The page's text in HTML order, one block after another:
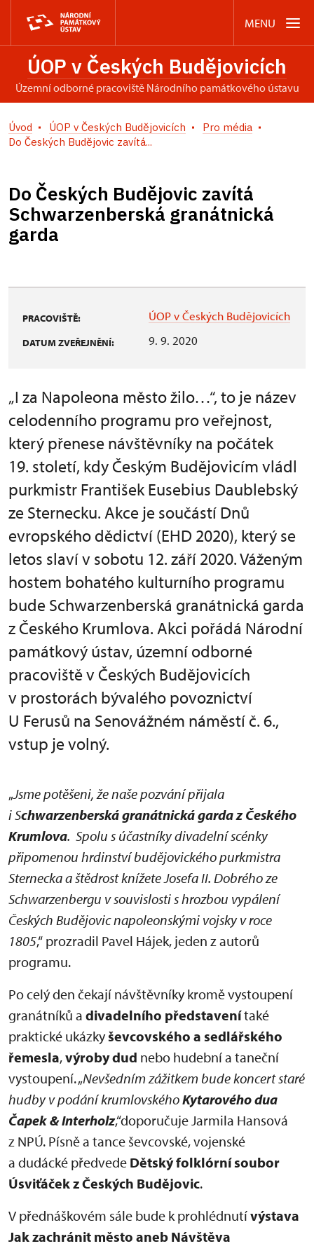
MENU
ÚOP v Českých Budějovicích
územní odborné pracoviště Národního památkového ústavu
Úvod ÚOP v Českých Budějovicích
Pro média
Do Českých Budějovic zavítá...
Do Českých Budějovic zavítá
Schwarzenberská granátnická
garda
PRACOVIŠTĚ: ÚOP v Českých Budějovicích
DATUM ZVEŘEJNĚNÍ: 9. 9. 2020
„I za Napoleona město žilo…“, to je název
celodenního programu pro veřejnost,
který přenese návštěvníky na počátek
19. století, kdy Českým Budějovicím vládl
purkmistr František Eusebius Daublebský
ze Sternecku. Akce je součástí Dnů
evropského dědictví (EHD 2020), který se
letos slaví v sobotu 12. září 2020. Váženým
hostem bohatého kulturního programu
bude Schwarzenberská granátnická garda
z Českého Krumlova. Akci pořádá Národní
památkový ústav, územní odborné
pracoviště v Českých Budějovicích
v prostorách bývalého povoznictví
U Ferusů na Senovážném náměstí č. 6.,
vstup je volný.
„Jsme potěšeni, že naše pozvání přijala
i Schwarzenberská granátnická garda z Českého
Krumlova. Spolu s účastníky divadelní scénky
připomenou hrdinství budějovického purkmistra
Sternecka a štědrost knížete Josefa II. Dobrého ze
Schwarzenbergu v souvislosti s hrozbou vypálení
Českých Budějovic napoleonskými vojsky v roce
1805,“ prozradil Pavel Hájek, jeden z autorů
programu.
Po celý den čekají návštěvníky kromě vystoupení
granátníků a divadelního představenítaké
praktické ukázkyševcovského a sedlářského
řemesla,výroby dud nebo hudební a taneční
vystoupení. „Nevšedním zážitkem bude koncert staré
hudby v podání krumlovskéhoKytarového dua
Čapek & Interholz,“doporučuje Jarmila Hansová
z NPÚ. Písně a tance ševcovské, vojenské
a dudácké předvede Dětský folklórní soubor
Úsviťáček z Českých Budějovic.
V přednáškovém sále bude k prohlédnutívýstava
Jak zachránit město aneb Návštěva